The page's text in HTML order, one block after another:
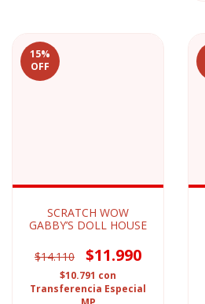
15%
OFF
SCRATCH WOW
GABBY’S DOLL HOUSE
$14.110 $11.990
$10.791 con
Transferencia Especial